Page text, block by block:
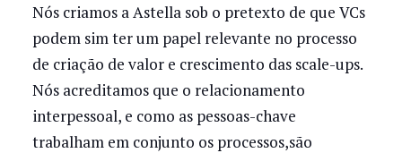
Nós criamos a Astella sob o pretexto de que VCs
podem sim ter um papel relevante no processo
de criação de valor e crescimento das scale-ups.
Nós acreditamos que o relacionamento
interpessoal, e como as pessoas-chave
trabalham em conjunto os processos,são